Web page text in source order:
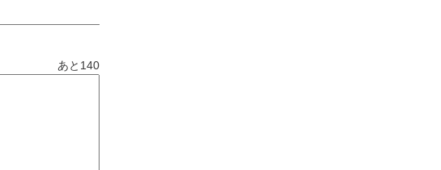
あと 140